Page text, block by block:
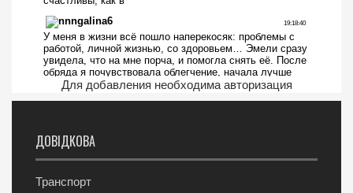
Для добавления необходима авторизация
ДОВІДКОВА
Транспорт